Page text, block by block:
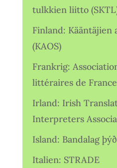
tulkkien liitto
Finland: Kääntäjien
(KAOS)
Frankrig:
littéraires de
Irland: Irish
Interpreters
Island: Bandalag
Italien: STRADE